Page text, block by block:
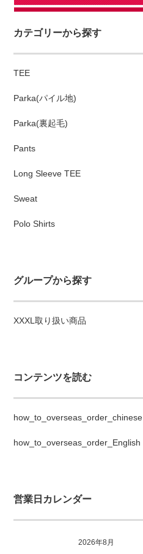
カテゴリーから探す
TEE
Parka(パイル地)
Parka(裏起毛)
Pants
Long Sleeve TEE
Sweat
Polo Shirts
グループから探す
XXXL取り扱い商品
コンテンツを読む
how_to_overseas_order_chinese
how_to_overseas_order_English
営業日カレンダー
2026年8月